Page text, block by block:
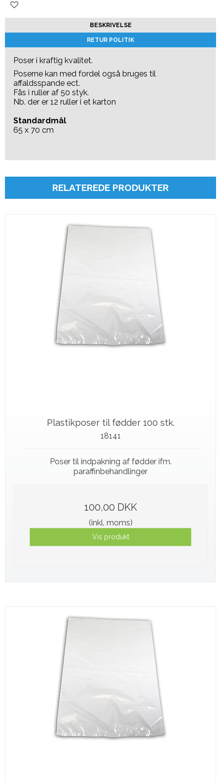
BESKRIVELSE
RETUR POLITIK
Poser i kraftig kvalitet.
Poserne kan med fordel også bruges til
affaldsspande ect.
Fås i ruller af 50 styk.
Nb. der er 12 ruller i et karton
Standardmål
65 x 70 cm
RELATEREDE PRODUKTER
Plastikposer til fødder 100 stk.
18141
Poser til indpakning af fødder ifm.
paraffinbehandlinger
100,00 DKK
(inkl. moms)
Vis produkt